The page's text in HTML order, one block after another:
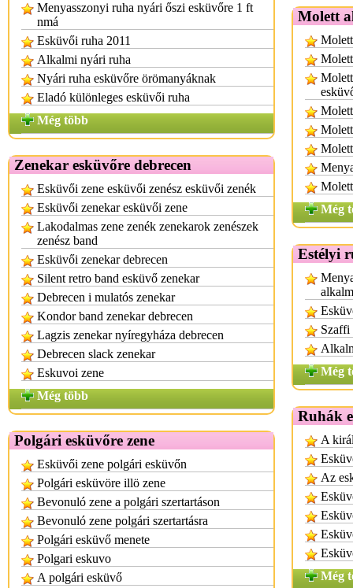
Menyasszonyi ruha nyári őszi esküvőre 1 ft
nmá
Esküvői ruha 2011
Alkalmi nyári ruha
Nyári ruha esküvőre örömanyáknak
Eladó különleges esküvői ruha
Még több
Zenekar esküvőre debrecen
Esküvői zene esküvői zenész esküvői zenék
Esküvői zenekar esküvői zene
Lakodalmas zene zenék zenekarok zenészek
zenész band
Esküvői zenekar debrecen
Silent retro band esküvő zenekar
Debrecen i mulatós zenekar
Kondor band zenekar debrecen
Lagzis zenekar nyíregyháza debrecen
Debrecen slack zenekar
Eskuvoi zene
Még több
Polgári esküvőre zene
Esküvői zene polgári esküvőn
Polgári esküvöre illö zene
Bevonuló zene a polgári szertartáson
Bevonuló zene polgári szertartásra
Polgári esküvő menete
Polgari eskuvo
A polgári esküvő
Molett
Még
Estélyi
Szaffi
Még
Ruhák
A
Az
Még